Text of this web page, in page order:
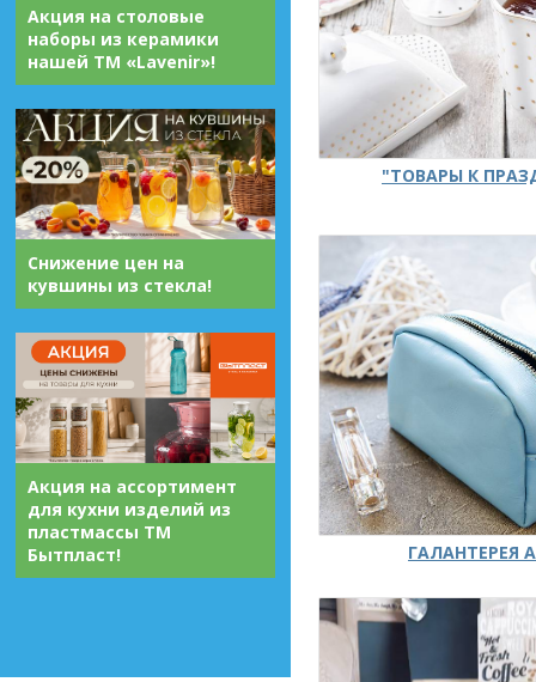
Акция на столовые
наборы из керамики
нашей ТМ «Lavenir»!
Снижение цен на
кувшины из стекла!
Акция на ассортимент
для кухни изделий из
пластмассы ТМ
Бытпласт!
"ТОВАРЫ К
ГАЛАНТЕРЕЯ